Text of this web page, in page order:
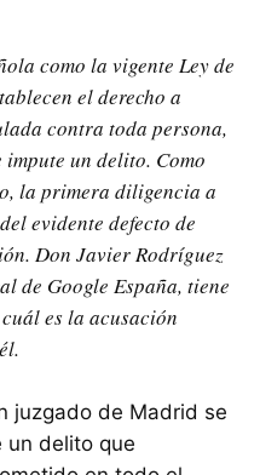
como la vigente Ley de
el derecho a
contra toda persona,
un delito. Como
la primera diligencia a
evidente defecto de
Don Javier Rodríguez
de Google España, tiene
es la acusación
juzgado de Madrid se
un delito que